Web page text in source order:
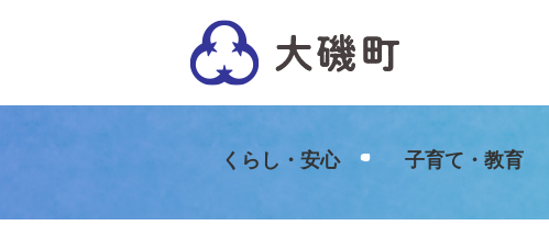
くらし・安心 子育て・教育